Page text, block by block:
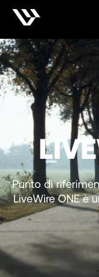
Punto di
LiveWire ONE è